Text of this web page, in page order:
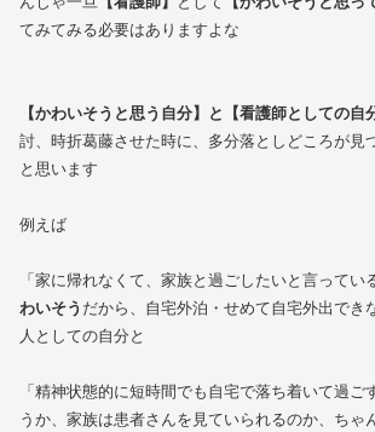
てみてみる必要はありますよな
【かわいそうと思う自分】と【看護師としての自
討、時折葛藤させた時に、多分落としどころが見
と思います
例えば
「家に帰れなくて、家族と過ごしたいと言ってい
わいそう だから、自宅外泊・せめて自宅外出でき
人としての自分と
「精神状態的に短時間でも自宅で落ち着いて過ご
うか、家族は患者さんを見ていられるのか、ちゃ